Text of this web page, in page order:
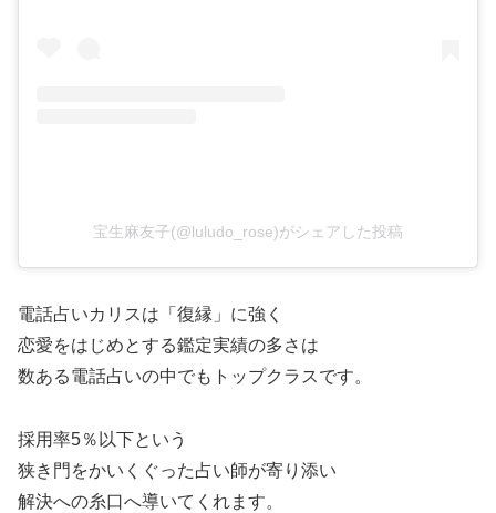
宝生麻友子(@luludo_rose)がシェアした投稿
電話占いカリスは「復縁」に強く
恋愛をはじめとする鑑定実績の多さは
数ある電話占いの中でもトップクラスです。
採用率5％以下という
狭き門をかいくぐった占い師が寄り添い
解決への糸口へ導いてくれます。